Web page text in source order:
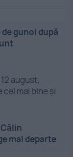
gunoi după
august,
cel mai bine și
mai departe